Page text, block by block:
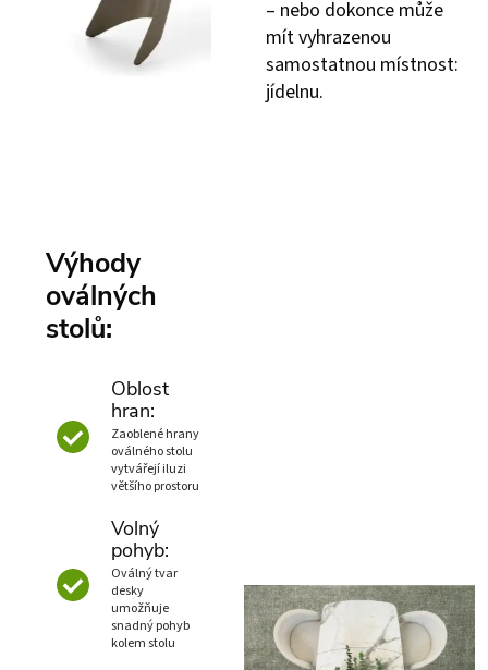
– nebo dokonce může
mít vyhrazenou
samostatnou místnost:
jídelnu.
Výhody
oválných
stolů:
Oblost
hran:
Zaoblené hrany
oválného stolu
vytvářejí iluzi
většího prostoru
Volný
pohyb:
Oválný tvar
desky
umožňuje
snadný pohyb
kolem stolu